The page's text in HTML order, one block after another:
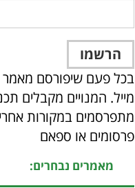
בכל פעם שיפורסם
מייל. המנויים מקבלים
מתפרסמים במקורות
פרסומים או ספאם
מאמרים נבחרים: